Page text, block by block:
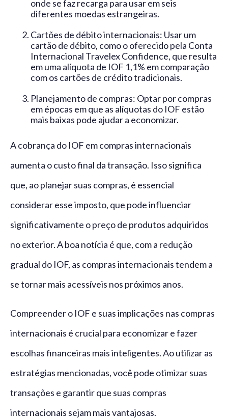
onde se faz recarga para usar em seis
diferentes moedas estrangeiras.
Cartões de débito internacionais: Usar um
cartão de débito, como o oferecido pela Conta
Internacional Travelex Confidence, que resulta
em uma alíquota de IOF 1,1% em comparação
com os cartões de crédito tradicionais.
Planejamento de compras: Optar por compras
em épocas em que as alíquotas do IOF estão
mais baixas pode ajudar a economizar.
A cobrança do IOF em compras internacionais
aumenta o custo final da transação. Isso significa
que, ao planejar suas compras, é essencial
considerar esse imposto, que pode influenciar
significativamente o preço de produtos adquiridos
no exterior. A boa notícia é que, com a redução
gradual do IOF, as compras internacionais tendem a
se tornar mais acessíveis nos próximos anos.
Compreender o IOF e suas implicações nas compras
internacionais é crucial para economizar e fazer
escolhas financeiras mais inteligentes. Ao utilizar as
estratégias mencionadas, você pode otimizar suas
transações e garantir que suas compras
internacionais sejam mais vantajosas.